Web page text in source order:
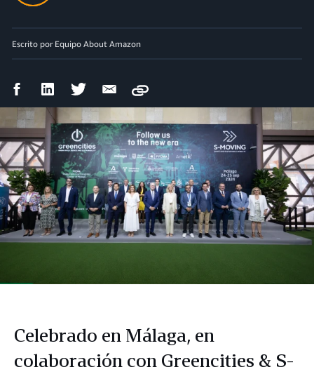
Escrito por Equipo About Amazon
Compartir
Facebook
Compartir
LinkedIn
Compartir
Twitter
Compartir
correo
electrónico
Copy
Celebrado en Málaga, en
colaboración con Greencities & S-